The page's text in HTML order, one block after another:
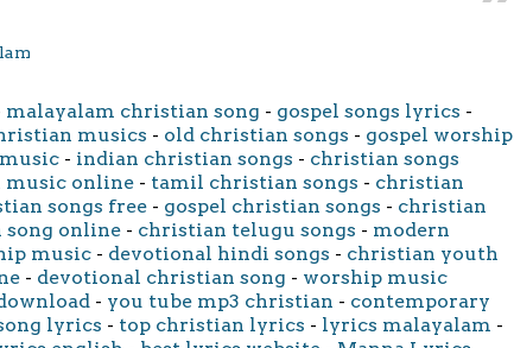
malayalam christian song - gospel songs lyrics -
musics - old christian songs - gospel worship
- indian christian songs - christian songs
music online - tamil christian songs - christian
songs free - gospel christian songs - christian
song online - christian telugu songs - modern
music - devotional hindi songs - christian youth
- devotional christian song - worship music
- you tube mp3 christian - contemporary
lyrics - top christian lyrics - lyrics malayalam -